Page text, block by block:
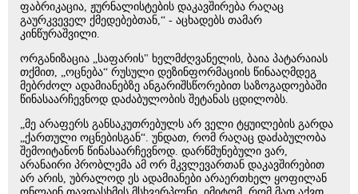
ფაბრიკაცია, ჟურნალისტების დაკავშირება რაღაც
გაურკვეველ ქმედებებთან,“ - აცხადებს თამარ
კინწურაშვილი.
ორგანიზაცია „საფარის" ხელმძღვანელის, ბაია პატარაიას
თქმით, „ოცნება“ რუსული დეზინფორმაციის წინააღმდეგ
მებრძოლ ადამიანებზე ანგარიშსწორებით საზოგადოებაში
წინასაარჩევნოდ დაძაბულობის შეტანას ცდილობს.
„მე არაფერს განსაკუთრებულს არ ველი ტყუილების გარდა
„ქართული ოცნებისგან“. უნდათ, რომ რაღაც დაძაბულობა
შემოიტანონ წინასაარჩევნოდ. დარწმუნებული ვარ,
არანაირი პრობლემა ამ ორ მკვლევართან დაკავშირებით
არ არის, უბრალოდ ეს ადამიანები არაერთხელ ყოფილან